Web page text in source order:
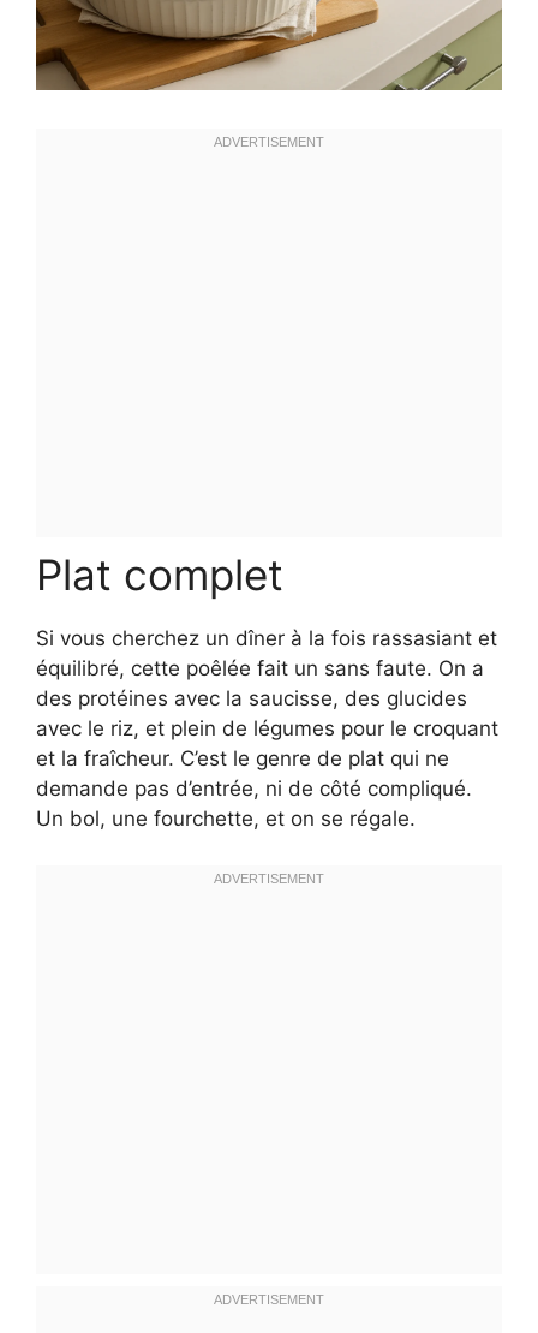
Plat complet
Si vous cherchez un dîner à la fois rassasiant et
équilibré, cette poêlée fait un sans faute. On a
des protéines avec la saucisse, des glucides
avec le riz, et plein de légumes pour le croquant
et la fraîcheur. C’est le genre de plat qui ne
demande pas d’entrée, ni de côté compliqué.
Un bol, une fourchette, et on se régale.